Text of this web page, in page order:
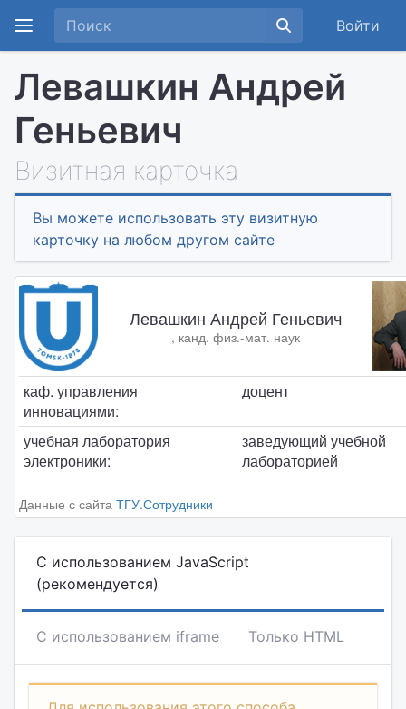
Войти
Левашкин Андрей
Геньевич
Визитная карточка
Вы можете использовать эту визитную
карточку на любом другом сайте
Левашкин Андрей Геньевич
, канд. физ.-мат. наук
каф. управления
инновациями:
доцент
учебная лаборатория
электроники:
заведующий учебной
лабораторией
Данные с сайта ТГУ.Сотрудники
С использованием JavaScript
(рекомендуется)
С использованием iframe Только HTML